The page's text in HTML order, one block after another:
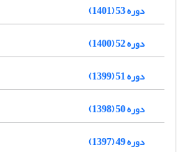
دوره 53 (1401)
دوره 52 (1400)
دوره 51 (1399)
دوره 50 (1398)
دوره 49 (1397)